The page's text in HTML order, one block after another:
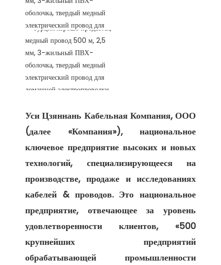
Уси Цзяннань Кабельная Компания, ООО
(далее «Компания»), национальное
ключевое предприятие высоких и новых
технологий, специализирующееся на
производстве, продаже и исследованиях
кабелей & проводов. Это национальное
предприятие, отвечающее за уровень
удовлетворенности клиентов, «500
крупнейших предприятий
обрабатывающей промышленности